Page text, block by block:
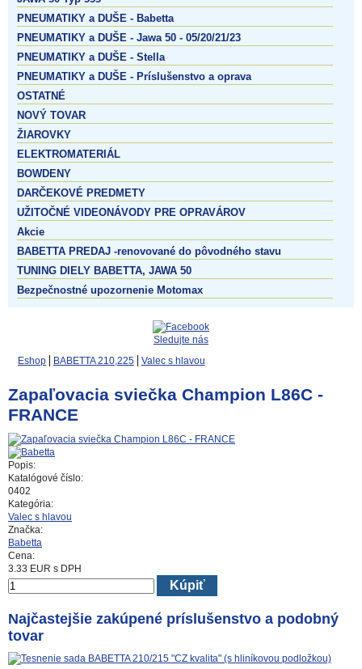
PNEUMATIKY a DUŠE - Babetta
PNEUMATIKY a DUŠE - Jawa 50 - 05/20/21/23
PNEUMATIKY a DUŠE - Stella
PNEUMATIKY a DUŠE - Príslušenstvo a oprava
OSTATNÉ
NOVÝ TOVAR
ŽIAROVKY
ELEKTROMATERIÁL
BOWDENY
DARČEKOVÉ PREDMETY
UŽITOČNÉ VIDEONÁVODY PRE OPRAVÁROV
Akcie
BABETTA PREDAJ -renovované do pôvodného stavu
TUNING DIELY BABETTA, JAWA 50
Bezpečnostné upozornenie Motomax
Sledujte nás
Eshop
BABETTA 210,225 Valec s hlavou
Zapaľovacia sviečka Champion L86C -
FRANCE
Popis:
Katalógové číslo:
0402
Kategória:
Valec s hlavou
Značka:
Babetta
Cena:
3.33 EUR s DPH
Kúpiť
Najčastejšie zakúpené príslušenstvo a podobný
tovar